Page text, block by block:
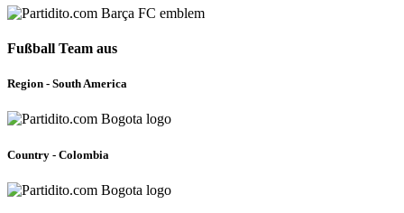
Fußball Team aus
Region - South America
Country - Colombia